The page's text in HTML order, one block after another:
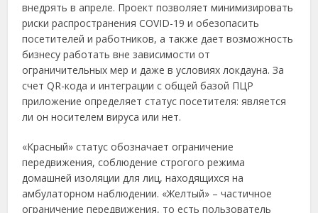
внедрять в апреле. Проект позволяет минимизировать
риски распространения COVID-19 и обезопасить
посетителей и работников, а также дает возможность
бизнесу работать вне зависимости от
ограничительных мер и даже в условиях локдауна. За
счет QR-кода и интеграции с общей базой ПЦР
приложение определяет статус посетителя: является
ли он носителем вируса или нет.
«Красный» статус обозначает ограничение
передвижения, соблюдение строгого режима
домашней изоляции для лиц, находящихся на
амбулаторном наблюдении. «Желтый» – частичное
ограничение передвижения, то есть пользователь